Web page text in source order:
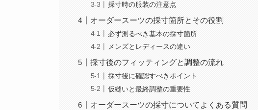
採寸時の服装の注意点
オーダースーツの採寸箇所とその役割
必ず測るべき基本の採寸箇所
メンズとレディースの違い
採寸後のフィッティングと調整の流れ
採寸後に確認すべきポイント
仮縫いと最終調整の重要性
オーダースーツの採寸についてよくある質問